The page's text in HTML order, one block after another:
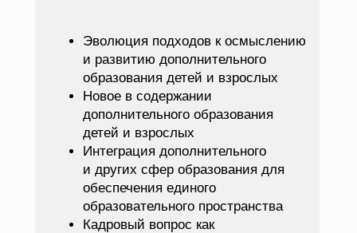
Эволюция подходов к осмыслению
и развитию дополнительного
образования детей и взрослых
Новое в содержании
дополнительного образования
детей и взрослых
Интеграция дополнительного
и других сфер образования для
обеспечения единого
образовательного пространства
Кадровый вопрос как